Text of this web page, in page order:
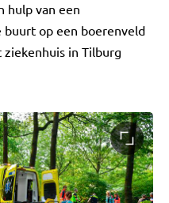
hulp van een
op een boerenveld
ziekenhuis in Tilburg